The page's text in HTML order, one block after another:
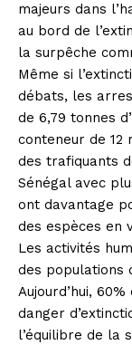
majeurs dans
au bord de
la surpêche
Même si
débats, les
de 6,79 tonnes
conteneur de 12
des trafiquants
Sénégal avec
ont davantage
des espèces en
Les activités
des populations
Aujourd’hui,
danger
l’équilibre de la